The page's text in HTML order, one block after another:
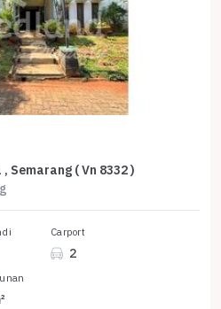
Semarang ( Vn 8332 )
Carport
2